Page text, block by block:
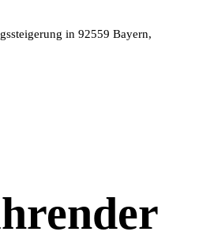
in 92559 Bayern,